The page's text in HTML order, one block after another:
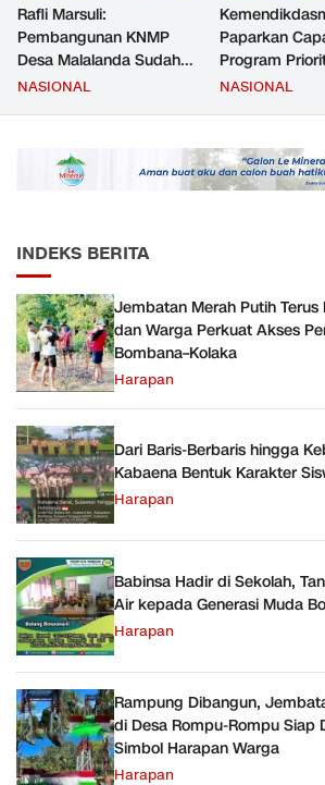
Rafli Marsuli:
Pembangunan KNMP
Desa Malalanda Sudah
Mencapai 69 Persen dan
JMD dan JMF
NASIONAL
Paparkan
Program
Kompetensi
NASIONAL
INDEKS BERITA
Jembatan Merah Putih
dan Warga Perkuat Akses
Bombana–Kolaka
Harapan
Dari Baris-Berbaris hingga
Kabaena Bentuk Karakter
Harapan
Babinsa Hadir di Sekolah,
Air kepada Generasi Muda
Harapan
Rampung Dibangun,
di Desa Rompu-Rompu Siap
Simbol Harapan Warga
Harapan